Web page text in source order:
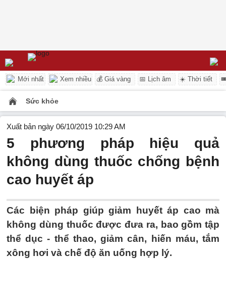
Mới nhất Xem nhiều 💰 Giá vàng 📅 Lịch âm ☀️ Thời tiết
Sức khỏe
Xuất bản ngày 06/10/2019 10:29 AM
5 phương pháp hiệu quả
không dùng thuốc chống bệnh
cao huyết áp
Các biện pháp giúp giảm huyết áp cao mà
không dùng thuốc được đưa ra, bao gồm tập
thể dục - thể thao, giảm cân, hiến máu, tắm
xông hơi và chế độ ăn uống hợp lý.